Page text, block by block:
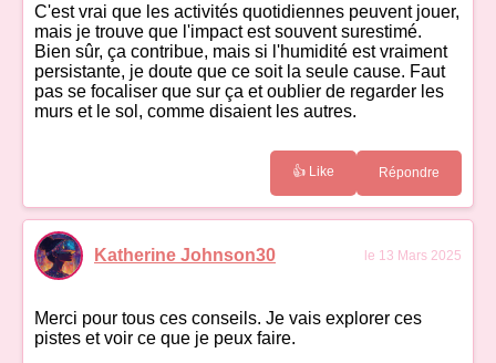
C'est vrai que les activités quotidiennes peuvent jouer,
mais je trouve que l'impact est souvent surestimé.
Bien sûr, ça contribue, mais si l'humidité est vraiment
persistante, je doute que ce soit la seule cause. Faut
pas se focaliser que sur ça et oublier de regarder les
murs et le sol, comme disaient les autres.
👍 Like Répondre
Katherine Johnson30 le 13 Mars 2025
Merci pour tous ces conseils. Je vais explorer ces
pistes et voir ce que je peux faire.